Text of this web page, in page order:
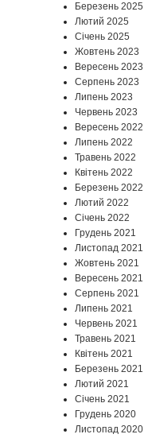
Березень 2025
Лютий 2025
Січень 2025
Жовтень 2023
Вересень 2023
Серпень 2023
Липень 2023
Червень 2023
Вересень 2022
Липень 2022
Травень 2022
Квітень 2022
Березень 2022
Лютий 2022
Січень 2022
Грудень 2021
Листопад 2021
Жовтень 2021
Вересень 2021
Серпень 2021
Липень 2021
Червень 2021
Травень 2021
Квітень 2021
Березень 2021
Лютий 2021
Січень 2021
Грудень 2020
Листопад 2020